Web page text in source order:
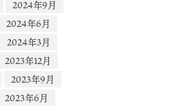
2024年9月
2024年6月
2024年3月
2023年12月
2023年9月
2023年6月